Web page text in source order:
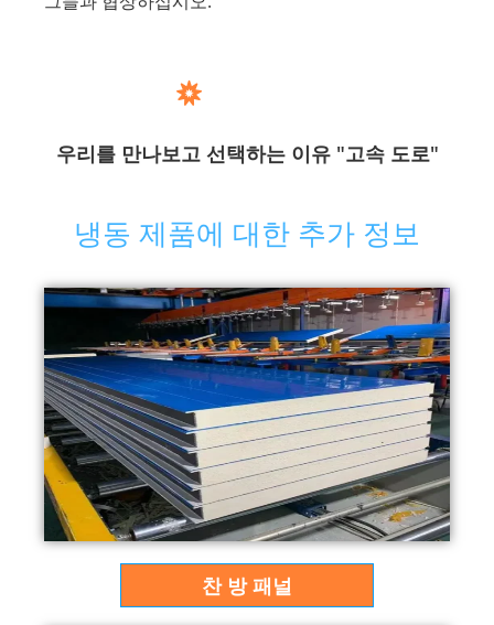
우리를 만나보고 선택하는 이유 "고속 도로"
냉동 제품에 대한 추가 정보
찬 방 패널